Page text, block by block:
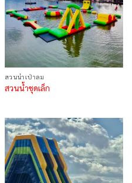
สวนน้ำเป่าลม
สวนน้ำชุดเล็ก